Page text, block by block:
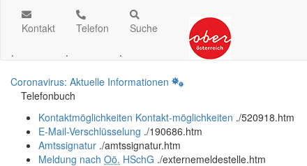
Kontakt
.
Telefon
.
Suche
.
Coronavirus: Aktuelle Informationen
Telefonbuch
Kontaktmöglichkeiten Kontakt-möglichkeiten ./520918.htm
E-Mail-Verschlüsselung ./190686.htm
Amtssignatur ./amtssignatur.htm
Meldung nach Oö. HSchG ./externemeldestelle.htm